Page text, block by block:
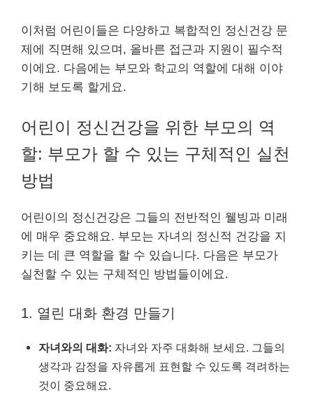
이처럼 어린이들은 다양하고 복합적인 정신건강 문
제에 직면해 있으며, 올바른 접근과 지원이 필수적
이에요. 다음에는 부모와 학교의 역할에 대해 이야
기해 보도록 할게요.
어린이 정신건강을 위한 부모의 역
할: 부모가 할 수 있는 구체적인 실천
방법
어린이의 정신건강은 그들의 전반적인 웰빙과 미래
에 매우 중요해요. 부모는 자녀의 정신적 건강을 지
키는 데 큰 역할을 할 수 있습니다. 다음은 부모가
실천할 수 있는 구체적인 방법들이에요.
1. 열린 대화 환경 만들기
자녀와의 대화: 자녀와 자주 대화해 보세요. 그들의
생각과 감정을 자유롭게 표현할 수 있도록 격려하는
것이 중요해요.